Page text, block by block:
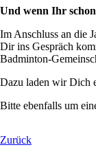
Und wenn Ihr
Im Anschluss an die
Dir ins Gespräch
Badminton-
Dazu laden wir Dich
Bitte ebenfalls um
Zurück